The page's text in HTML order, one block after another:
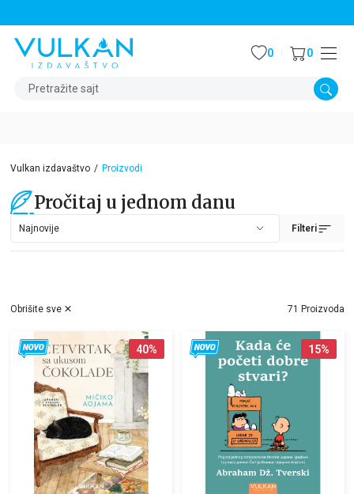
Pretražite sajt
0 0
Vulkan izdavaštvo Proizvodi
Pročitaj u jednom danu
Filteri
71 Proizvoda
Obrišite sve
40% 15%